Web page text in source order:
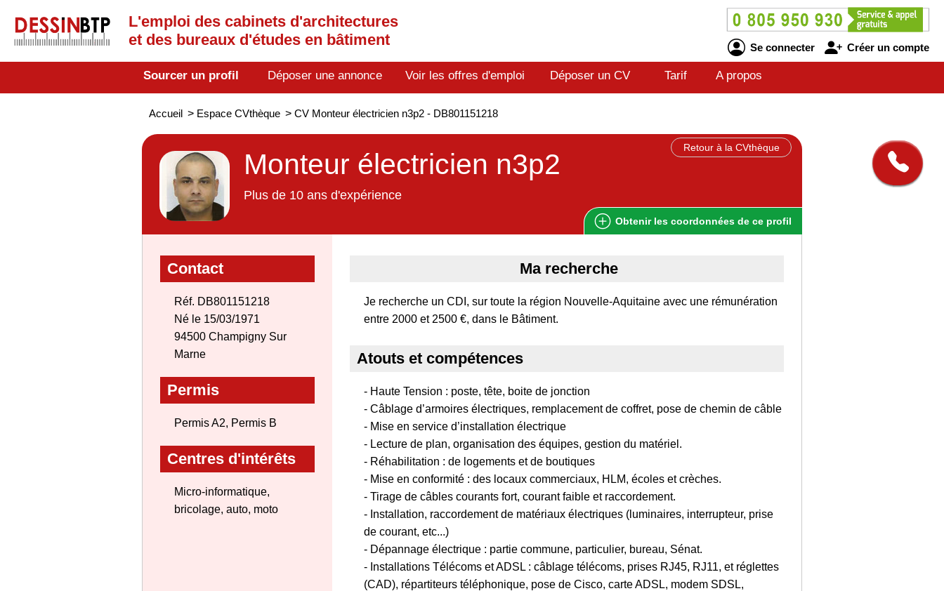
L'emploi des cabinets d'architectures
et des bureaux d'études en bâtiment
Se connecter Créer un compte
Sourcer un profil Déposer une annonce Voir les offres d'emploi Déposer un CV Tarif A propos
Accueil > Espace CVthèque > CV Monteur électricien n3p2 - DB801151218
Retour à la CVthèque
Monteur électricien n3p2
Plus de 10 ans d'expérience
Obtenir les coordonnées de ce profil
Contact
Réf. DB801151218
Né le 15/03/1971
94500 Champigny Sur
Marne
Permis
Permis A2, Permis B
Centres d'intérêts
Micro-informatique,
bricolage, auto, moto
Ma recherche
Je recherche un CDI, sur toute la région Nouvelle-Aquitaine avec une rémunération
entre 2000 et 2500 €, dans le Bâtiment.
Atouts et compétences
- Haute Tension : poste, tête, boite de jonction
- Câblage d’armoires électriques, remplacement de coffret, pose de chemin de câble
- Mise en service d’installation électrique
- Lecture de plan, organisation des équipes, gestion du matériel.
- Réhabilitation : de logements et de boutiques
- Mise en conformité : des locaux commerciaux, HLM, écoles et crèches.
- Tirage de câbles courants fort, courant faible et raccordement.
- Installation, raccordement de matériaux électriques (luminaires, interrupteur, prise
de courant, etc...)
- Dépannage électrique : partie commune, particulier, bureau, Sénat.
- Installations Télécoms et ADSL : câblage télécoms, prises RJ45, RJ11, et réglettes
(CAD), répartiteurs téléphonique, pose de Cisco, carte ADSL, modem SDSL,